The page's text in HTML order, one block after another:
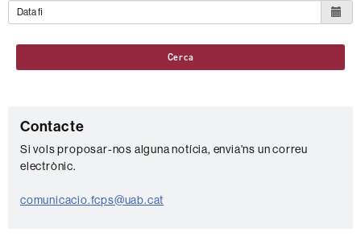
Cerca
C
o
n
t
Contacte
Si vols proposar-nos alguna notícia, envia'ns un correu
electrònic.
comunicacio.fcps@uab.cat